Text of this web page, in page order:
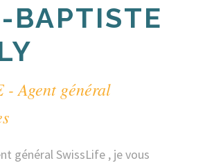
BAPTISTE
- Agent général
général SwissLife , je vous